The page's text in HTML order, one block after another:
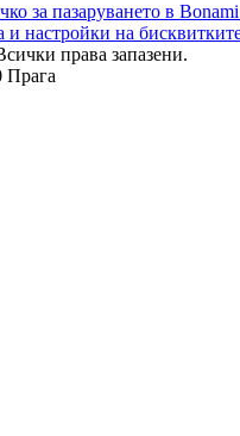
за пазаруването в Bonami
и настройки на
права запазени.
Прага